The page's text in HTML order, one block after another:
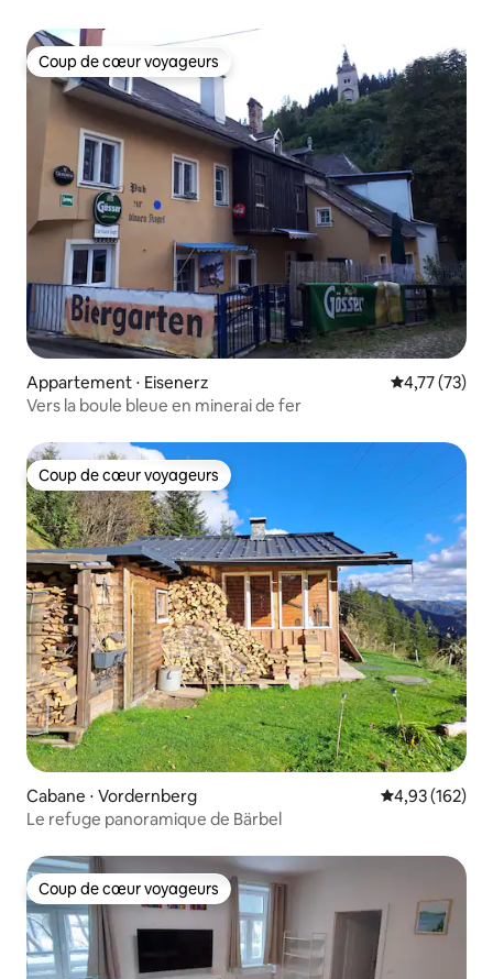
Coup de cœur voyageurs
Coup de cœur voyageurs
Appartement ⋅ Eisenerz Évaluation
4,77 (73)
Vers la boule bleue en minerai de fer
Coup de cœur voyageurs
Coup de cœur voyageurs
Cabane ⋅ Vordernberg Évaluation
4,93 (162)
Le refuge panoramique de Bärbel
Coup de cœur voyageurs
Coup de cœur voyageurs